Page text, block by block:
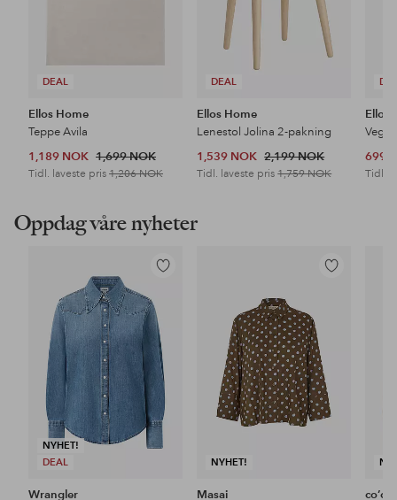
DEAL
Ellos Home
Teppe Avila
1,189 NOK 1,699 NOK
Tidl. laveste pris 1,206 NOK
DEAL
Ellos Home
Lenestol Jolina 2-pakning
1,539 NOK 2,199 NOK
Tidl. laveste pris1,759 NOK
Ellos
699
Tidl.
Oppdag våre nyheter
NYHET!
DEAL
Legg
favoritter
Wrangler
NYHET!
Legg
Masai